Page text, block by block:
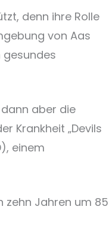
denn ihre Rolle
von Aas
aber die
Krankheit „Devils
einem
zehn Jahren um 85